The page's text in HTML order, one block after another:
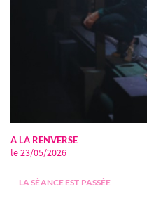
A LA RENVERSE
le 23/05/2026
LA SÉANCE EST PASSÉE